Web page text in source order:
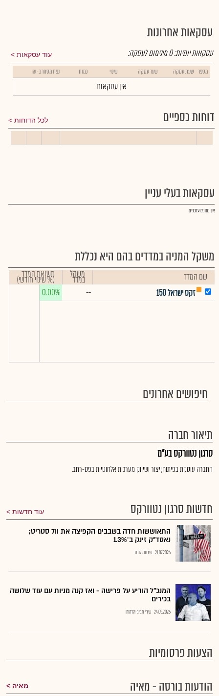
עסקאות אחרונות
עוד עסקאות עסקאות יומיות:0מינימום לעסקה:
מספר שעת עסקה שער עסקה שינוי כמות נפח מסחר ב- ₪
אין עסקאות
דוחות כספיים לכל הדוחות
עסקאות בעלי עניין
אין נתונים עדכניים
משקל המניה במדדים בהם היא נכללת
שם המדד משקל
במדד תשואת המדד
(% שינוי חודשי)
זקס ישראל 150
--
0.00%
חיפושים אחרונים
תיאור חברה
סרגון נטוורקס בע"מ
החברה עוסקת בפיתוח,ייצור ושיווק מערכות אלחוטיות בפס-רחב.
חדשות סרגון נטוורקס עוד חדשות
התאוששות חדה בשבבים הקפיצה את וול סטריט;
נאסד"ק זינק ב־1.3%
21.07.2026 שירות גלובס
המנכ"ל הודיע על פרישה - ואז קנה מניות עם עוד שלושה
בכירים
24.05.2026 שירי חביב-ולדהורן
הצעות פרסומיות
הודעות בורסה - מאיה
מאיה